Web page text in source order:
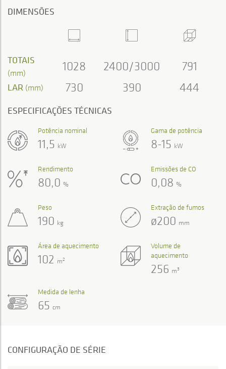
DIMENSÕES
TOTAIS
(mm) 1028 2400/3000 791
LAR (mm) 730 390 444
ESPECIFICAÇÕES TÉCNICAS
Gama de potência
8-15 kW
Potência nominal
11,5 kW
Rendimento
80,0 %
Emissões de CO
0,08 %
Volume de
aquecimento
256 m3
Área de aquecimento
102 m2
Peso
190 kg
Extração de fumos
ø200 mm
Medida de lenha
65 cm
CONFIGURAÇÃO DE SÉRIE